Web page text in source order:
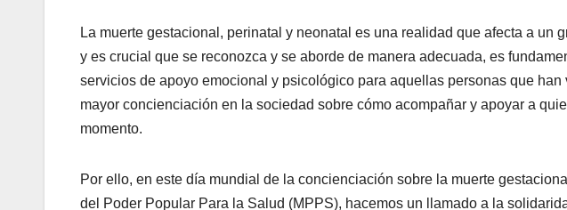
La muerte gestacional, perinatal y neonatal es una realidad que afecta a un
y es crucial que se reconozca y se aborde de manera adecuada, es
servicios de apoyo emocional y psicológico para aquellas personas que
mayor concienciación en la sociedad sobre cómo acompañar y apoyar a
momento.
Por ello, en este día mundial de la concienciación sobre la muerte
del Poder Popular Para la Salud (MPPS), hacemos un llamado a la